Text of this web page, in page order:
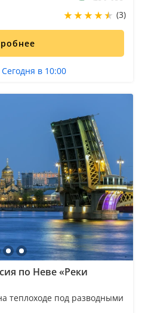
(3)
в 10:00
по Неве «Реки
теплоходе под разводными